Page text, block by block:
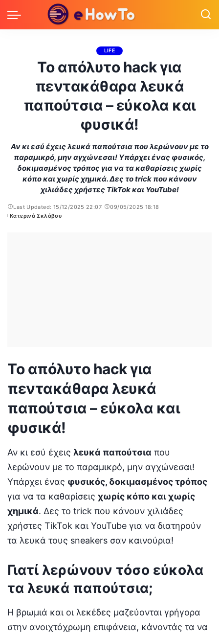
LIFE
Το απόλυτο hack για
πεντακάθαρα λευκά
παπούτσια – εύκολα και
φυσικά!
Αν κι εσύ έχεις λευκά παπούτσια που λερώνουν με το
παραμικρό, μην αγχώνεσαι! Υπάρχει ένας φυσικός,
δοκιμασμένος τρόπος για να τα καθαρίσεις χωρίς
κόπο και χωρίς χημικά. Δες το trick που κάνουν
χιλιάδες χρήστες TikTok και YouTube!
Last Updated: 15/12/2025 22:07
09/05/2025 18:18
Posted
Κατερινά Σκλάβου
Το απόλυτο hack για
πεντακάθαρα λευκά
παπούτσια – εύκολα και
φυσικά!
Αν κι εσύ έχεις λευκά παπούτσια που
λερώνουν με το παραμικρό, μην αγχώνεσαι!
Υπάρχει ένας φυσικός, δοκιμασμένος τρόπος
για να τα καθαρίσεις χωρίς κόπο και χωρίς
χημικά. Δες το trick που κάνουν χιλιάδες
χρήστες TikTok και YouTube για να διατηρούν
τα λευκά τους sneakers σαν καινούρια!
Γιατί λερώνουν τόσο εύκολα
τα λευκά παπούτσια;
Η βρωμιά και οι λεκέδες μαζεύονται γρήγορα
στην ανοιχτόχρωμη επιφάνεια, κάνοντάς τα να